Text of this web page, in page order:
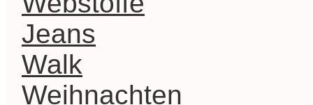
Jeans
Walk
Weihnachten